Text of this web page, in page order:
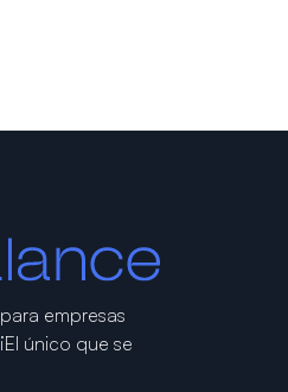
para empresas
¡El único que se